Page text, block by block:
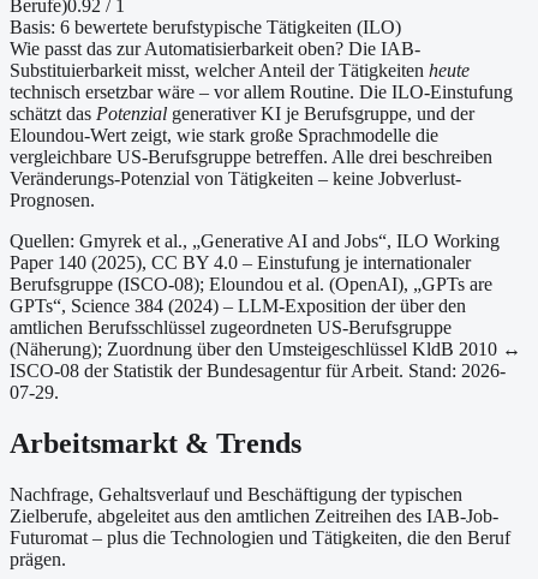
Berufe)0.92 / 1
Basis: 6 bewertete berufstypische Tätigkeiten (ILO)
Wie passt das zur Automatisierbarkeit oben? Die IAB-
Substituierbarkeit misst, welcher Anteil der Tätigkeiten heute
technisch ersetzbar wäre – vor allem Routine. Die ILO-Einstufung
schätzt das Potenzial generativer KI je Berufsgruppe, und der
Eloundou-Wert zeigt, wie stark große Sprachmodelle die
vergleichbare US-Berufsgruppe betreffen. Alle drei beschreiben
Veränderungs-Potenzial von Tätigkeiten – keine Jobverlust-
Prognosen.
Quellen: Gmyrek et al., „Generative AI and Jobs“, ILO Working
Paper 140 (2025), CC BY 4.0 – Einstufung je internationaler
Berufsgruppe (ISCO-08); Eloundou et al. (OpenAI), „GPTs are
GPTs“, Science 384 (2024) – LLM-Exposition der über den
amtlichen Berufsschlüssel zugeordneten US-Berufsgruppe
(Näherung); Zuordnung über den Umsteigeschlüssel KldB 2010 ↔
ISCO-08 der Statistik der Bundesagentur für Arbeit. Stand: 2026-
07-29.
Arbeitsmarkt & Trends
Nachfrage, Gehaltsverlauf und Beschäftigung der typischen
Zielberufe, abgeleitet aus den amtlichen Zeitreihen des IAB-Job-
Futuromat – plus die Technologien und Tätigkeiten, die den Beruf
prägen.